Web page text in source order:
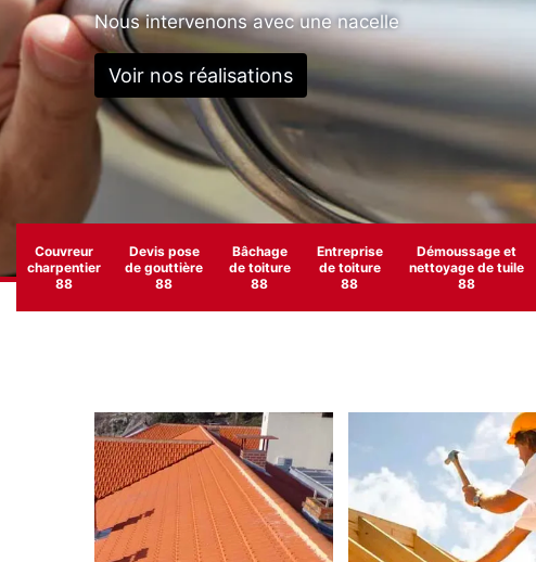
Nous intervenons avec une nacelle
Voir nos réalisations
Couvreur
charpentier
88
Devis pose
de gouttière
88
Bâchage
de toiture
88
Entreprise
de toiture
88
Démoussage et
nettoyage de tuile
88